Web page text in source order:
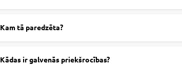
Kam tā paredzēta?
Kādas ir galvenās priekšrocības?